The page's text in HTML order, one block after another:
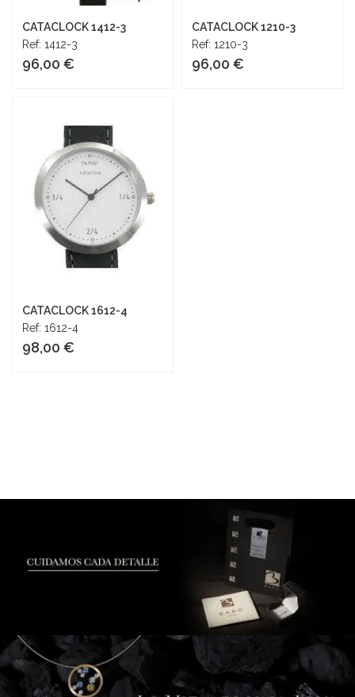
CATACLOCK 1412-3
Ref: 1412-3
96,00 €
Añadir al carrito
CATACLOCK 1210-3
Ref: 1210-3
96,00 €
CATACLOCK 1612-4
Ref: 1612-4
98,00 €